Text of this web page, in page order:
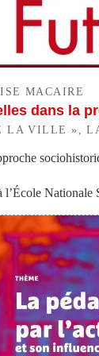
MACAIRE
dans la
LA VILLE »,